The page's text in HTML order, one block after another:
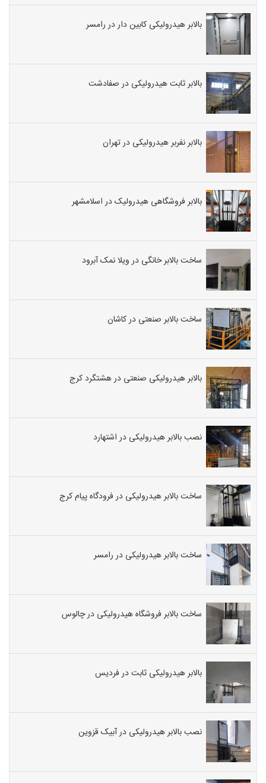
بالابر هیدرولیکی کابین دار در رامسر
بالابر ثابت هیدرولیکی در صفادشت
بالابر نفربر هیدرولیکی در تهران
بالابر فروشگاهی هیدرولیک در اسلامشهر
ساخت بالابر خانگی در ویلا نمک آبرود
ساخت بالابر صنعتی در کاشان
بالابر هیدرولیکی صنعتی در هشتگرد کرج
نصب بالابر هیدرولیکی در اشتهارد
ساخت بالابر هیدرولیکی در فرودگاه پیام کرج
ساخت بالابر هیدرولیکی در رامسر
ساخت بالابر فروشگاه هیدرولیکی در چالوس
بالابر هیدرولیکی ثابت در فردیس
نصب بالابر هیدرولیکی در آبیک قزوین